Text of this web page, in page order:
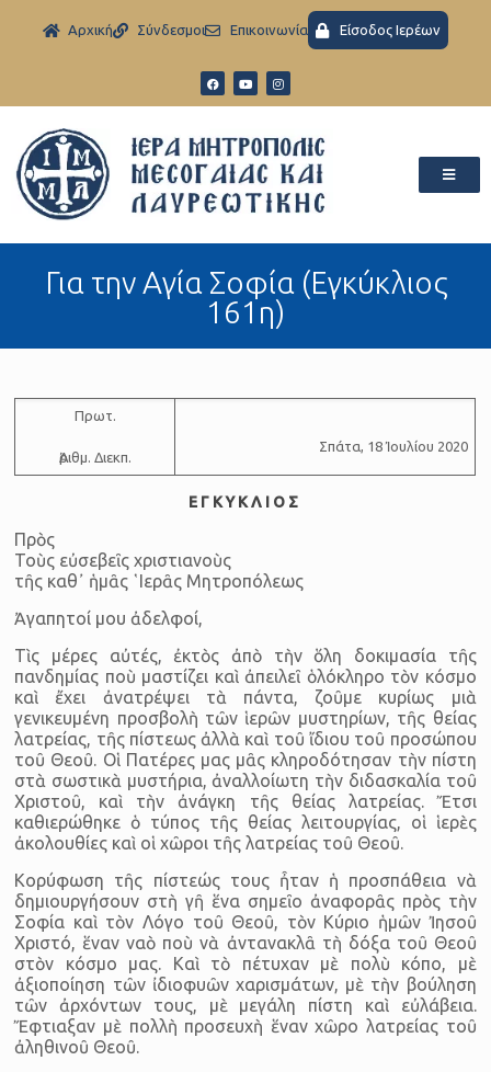
Aρχική Σύνδεσμοι Eπικοινωνία Είσοδος Ιερέων
Για την Αγία Σοφία (Εγκύκλιος
161η)
Πρωτ.
Ἀριθμ. Διεκπ.
Σπά­τα, 18 Ἰουλίου 2020
Ε Γ Κ Υ Κ Λ Ι Ο Σ
Πρὸς
Τοὺς εὐ­σε­βεῖς χρι­στι­α­νοὺς
τῆς καθ᾿ ἡμᾶς ῾Ιε­ρᾶς Μη­τρο­πό­λεως
Ἀγαπητοί μου ἀδελφοί,
Τὶς μέρες αὐτές, ἐκτὸς ἀπὸ τὴν ὅλη δοκιμασία τῆς
πανδημίας ποὺ μαστίζει καὶ ἀπειλεῖ ὁλόκληρο τὸν κόσμο
καὶ ἔχει ἀνατρέψει τὰ πάντα, ζοῦμε κυρίως μιὰ
γενικευμένη προσβολὴ τῶν ἱερῶν μυστηρίων, τῆς θείας
λατρείας, τῆς πίστεως ἀλλὰ καὶ τοῦ ἴδιου τοῦ προσώ­που
τοῦ Θεοῦ. Οἱ Πατέρες μας μᾶς κληροδότησαν τὴν πίστη
στὰ σωστικὰ μυστήρια, ἀναλλοίωτη τὴν διδασκαλία τοῦ
Χριστοῦ, καὶ τὴν ἀνάγκη τῆς θείας λατρείας. Ἔτσι
καθιερώθηκε ὁ τύπος τῆς θείας λειτουργίας, οἱ ἱερὲς
ἀκολουθίες καὶ οἱ χῶροι τῆς λατρείας τοῦ Θεοῦ.
Κορύφωση τῆς πίστεώς τους ἦταν ἡ προσπάθεια νὰ
δημιουργήσουν στὴ γῆ ἕνα σημεῖο ἀναφορᾶς πρὸς τὴν
Σοφία καὶ τὸν Λόγο τοῦ Θεοῦ, τὸν Κύριο ἡμῶν Ἰησοῦ
Χριστό, ἕναν ναὸ ποὺ νὰ ἀντανακλᾶ τὴ δόξα τοῦ Θεοῦ
στὸν κόσμο μας. Καὶ τὸ πέτυχαν μὲ πολὺ κόπο, μὲ
ἀξιοποίηση τῶν ἰδιοφυῶν χαρι­σμάτων, μὲ τὴν βούληση
τῶν ἀρχόντων τους, μὲ μεγάλη πίστη καὶ εὐλάβεια.
Ἔφτιαξαν μὲ πολλὴ προσευχὴ ἕναν χῶρο λατρείας τοῦ
ἀληθινοῦ Θεοῦ.